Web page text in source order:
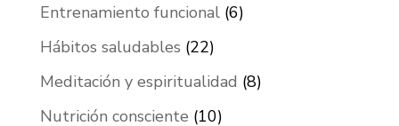
Entrenamiento funcional(6)
Hábitos saludables (22)
Meditación y espiritualidad (8)
Nutrición consciente (10)